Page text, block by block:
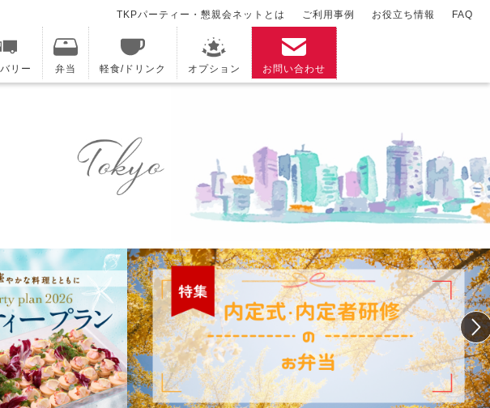
リー 弁当 軽食/ドリンク オプション お問い合わせ
TKPパーティー・懇親会ネットとは ご利用事例 お役立ち情報 FAQ